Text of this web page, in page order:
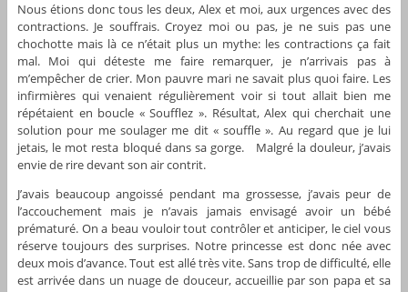
Nous étions donc tous les deux, Alex et moi, aux urgences avec des
contractions. Je souffrais. Croyez moi ou pas, je ne suis pas une
chochotte mais là ce n’était plus un mythe: les contractions ça fait
mal. Moi qui déteste me faire remarquer, je n’arrivais pas à
m’empêcher de crier. Mon pauvre mari ne savait plus quoi faire. Les
infirmières qui venaient régulièrement voir si tout allait bien me
répétaient en boucle « Soufflez ». Résultat, Alex qui cherchait une
solution pour me soulager me dit « souffle ». Au regard que je lui
jetais, le mot resta bloqué dans sa gorge. Malgré la douleur, j’avais
envie de rire devant son air contrit.
J’avais beaucoup angoissé pendant ma grossesse, j’avais peur de
l’accouchement mais je n’avais jamais envisagé avoir un bébé
prématuré. On a beau vouloir tout contrôler et anticiper, le ciel vous
réserve toujours des surprises. Notre princesse est donc née avec
deux mois d’avance. Tout est allé très vite. Sans trop de difficulté, elle
est arrivée dans un nuage de douceur, accueillie par son papa et sa